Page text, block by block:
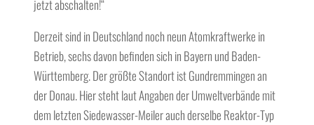
jetzt abschalten!“
Derzeit sind in Deutschland noch neun Atomkraftwerke in
Betrieb, sechs davon befinden sich in Bayern und Baden-
Württemberg. Der größte Standort ist Gundremmingen an
der Donau. Hier steht laut Angaben der Umweltverbände mit
dem letzten Siedewasser-Meiler auch derselbe Reaktor-Typ